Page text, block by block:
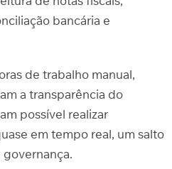
bancária e
de trabalho manual,
a transparência do
possível realizar
em tempo real, um salto